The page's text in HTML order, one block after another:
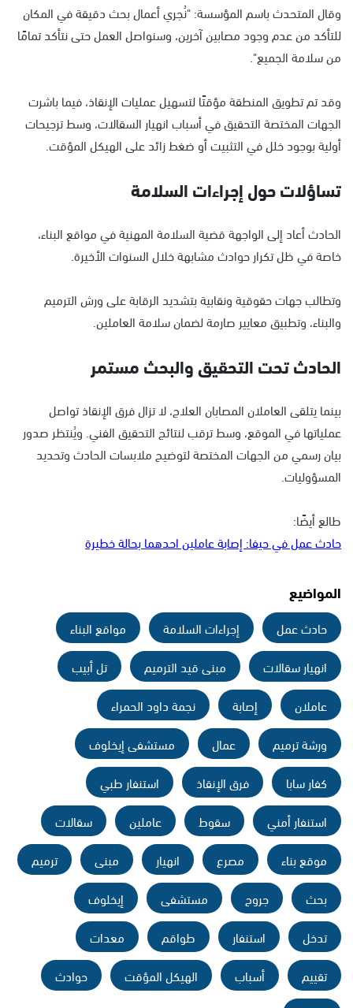
وقال المتحدث باسم المؤسسة: "نُجري أعمال بحث دقيقة في المكان
للتأكد من عدم وجود مصابين آخرين، وسنواصل العمل حتى نتأكد تمامًا
من سلامة الجميع".
وقد تم تطويق المنطقة مؤقتًا لتسهيل عمليات الإنقاذ، فيما باشرت
الجهات المختصة التحقيق في أسباب انهيار السقالات، وسط ترجيحات
أولية بوجود خلل في التثبيت أو ضغط زائد على الهيكل المؤقت.
تساؤلات حول إجراءات السلامة
الحادث أعاد إلى الواجهة قضية السلامة المهنية في مواقع البناء،
خاصة في ظل تكرار حوادث مشابهة خلال السنوات الأخيرة.
وتطالب جهات حقوقية ونقابية بتشديد الرقابة على ورش الترميم
والبناء، وتطبيق معايير صارمة لضمان سلامة العاملين.
الحادث تحت التحقيق والبحث مستمر
بينما يتلقى العاملان المصابان العلاج، لا تزال فرق الإنقاذ تواصل
عملياتها في الموقع، وسط ترقب لنتائج التحقيق الفني. ويُنتظر صدور
بيان رسمي من الجهات المختصة لتوضيح ملابسات الحادث وتحديد
المسؤوليات.
طالع أيضًا:
حادث عمل في حيفا: إصابة عاملين احدهما بحالة خطيرة
المواضيع
حادث عمل إجراءات السلامة
مواقع البناء
انهيار سقالات
مبنى قيد الترميم
تل أبيب
عاملان
إصابة
نجمة داود الحمراء
ورشة ترميم
عمال
مستشفى إيخلوف
كفار سابا
فرق الإنقاذ
استنفار طبي
استنفار أمني
سقوط عاملين
سقالات
موقع بناء
مصرع انهيار مبنى
ترميم
بحث
جروح مستشفى
إيخلوف
تدخل
استنفار طواقم
معدات
تقييم
أسباب الهيكل المؤقت
حوادث